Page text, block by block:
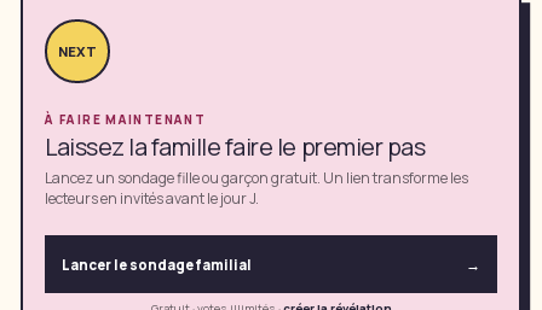
NEXT
À FAIRE MAINTENANT
Laissez la famille faire le premier pas
Lancez un sondage fille ou garçon gratuit. Un lien transforme les
lecteurs en invités avant le jour J.
Lancer le sondage familial →